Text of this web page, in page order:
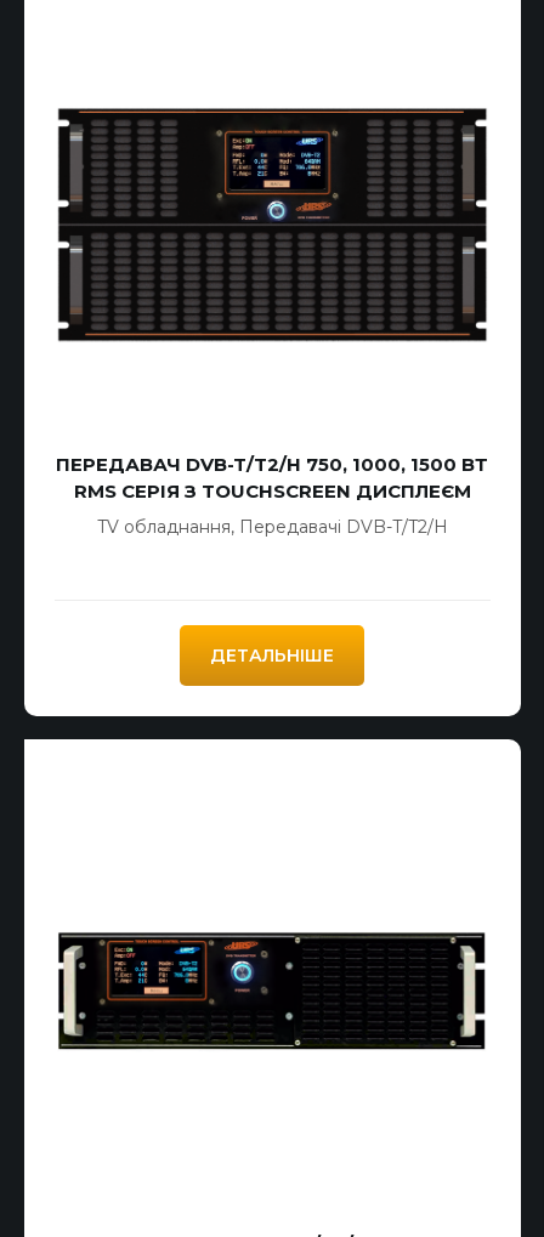
ПЕРЕДАВАЧ DVB-T/T2/H 750, 1000, 1500 ВТ
RMS СЕРІЯ З TOUCHSCREEN ДИСПЛЕЄМ
TV обладнання, Передавачі DVB-T/T2/H
ДЕТАЛЬНІШЕ